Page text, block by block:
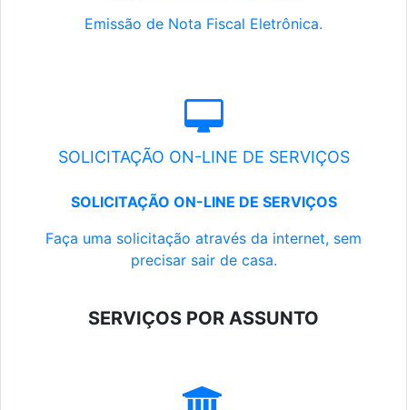
Emissão de Nota Fiscal Eletrônica.
SOLICITAÇÃO ON-LINE DE SERVIÇOS
SOLICITAÇÃO ON-LINE DE SERVIÇOS
Faça uma solicitação através da internet, sem
precisar sair de casa.
SERVIÇOS POR ASSUNTO